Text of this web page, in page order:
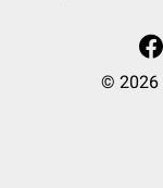
© 2026